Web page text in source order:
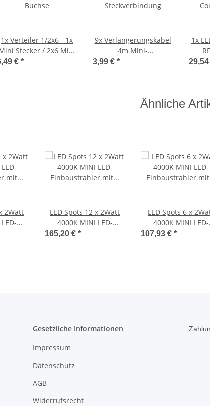
1x Verteiler 1/2x6 - 1x
Mini Stecker / 2x6 Mini
€ *
9x Verlängerungskabel
4m Mini-
Steckverbindung
3,99 € *
1x
29,54
Ähnliche
2Watt
Wifi
LED Spots 12 x 2Watt
4000K MINI LED-
Einbaustrahler mit Wifi
165,20 € *
LED Spots 6 x
4000K MINI LED-
Einbaustrahler mit
107,93 € *
Gesetzliche Informationen
Impressum
Datenschutz
AGB
Widerrufsrecht